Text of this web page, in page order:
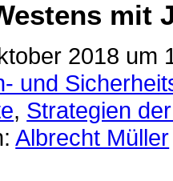
mit
2018 um
und
, Strategien
Albrecht Müller